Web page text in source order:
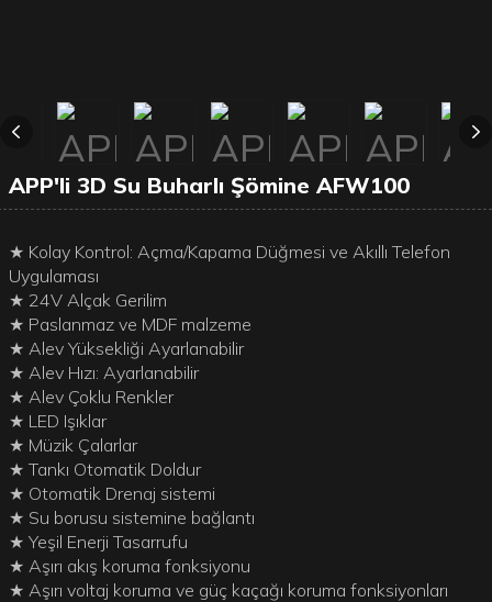
APP'li 3D Su Buharlı Şömine AFW100
★ Kolay Kontrol: Açma/Kapama Düğmesi ve Akıllı Telefon
Uygulaması
★ 24V Alçak Gerilim
★ Paslanmaz ve MDF malzeme
★ Alev Yüksekliği Ayarlanabilir
★ Alev Hızı: Ayarlanabilir
★ Alev Çoklu Renkler
★ LED Işıklar
★ Müzik Çalarlar
★ Tankı Otomatik Doldur
★ Otomatik Drenaj sistemi
★ Su borusu sistemine bağlantı
★ Yeşil Enerji Tasarrufu
★ Aşırı akış koruma fonksiyonu
★ Aşırı voltaj koruma ve güç kaçağı koruma fonksiyonları